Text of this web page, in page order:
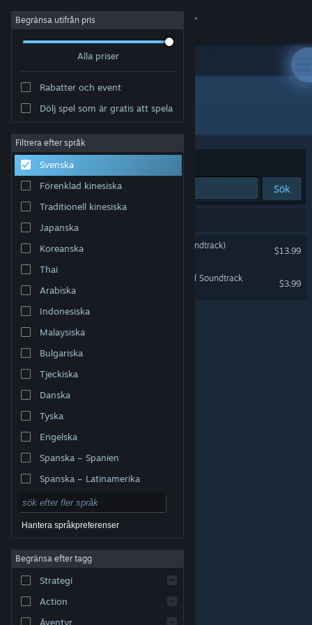
Logga in
Om
Support
Byt språk
Skaffa Steams mobilapp
Se skrivbordswebbplats
varumärken tillhör respektive ägare i USA och andra
Tillgänglighet
Återbetalningar|
Begränsa utifrån pris
Alla priser
Rabatter och event
Dölj spel som är gratis att spela
Filtrera efter språk
Svenska
Förenklad kinesiska
Traditionell kinesiska
Japanska
Koreanska
Thai
Arabiska
Indonesiska
Malaysiska
Bulgariska
Tjeckiska
Danska
Tyska
Engelska
Spanska – Spanien
Spanska – Latinamerika
Hantera språkpreferenser
Begränsa efter tagg
Strategi
Action
Äventyr
Utvecklare: Lifeformed
Sortera efter Relevans
Sök
TUNIC (Original Game Soundtrack)
$13.99
Fastfall - Dustforce Original Soundtrack
$3.99